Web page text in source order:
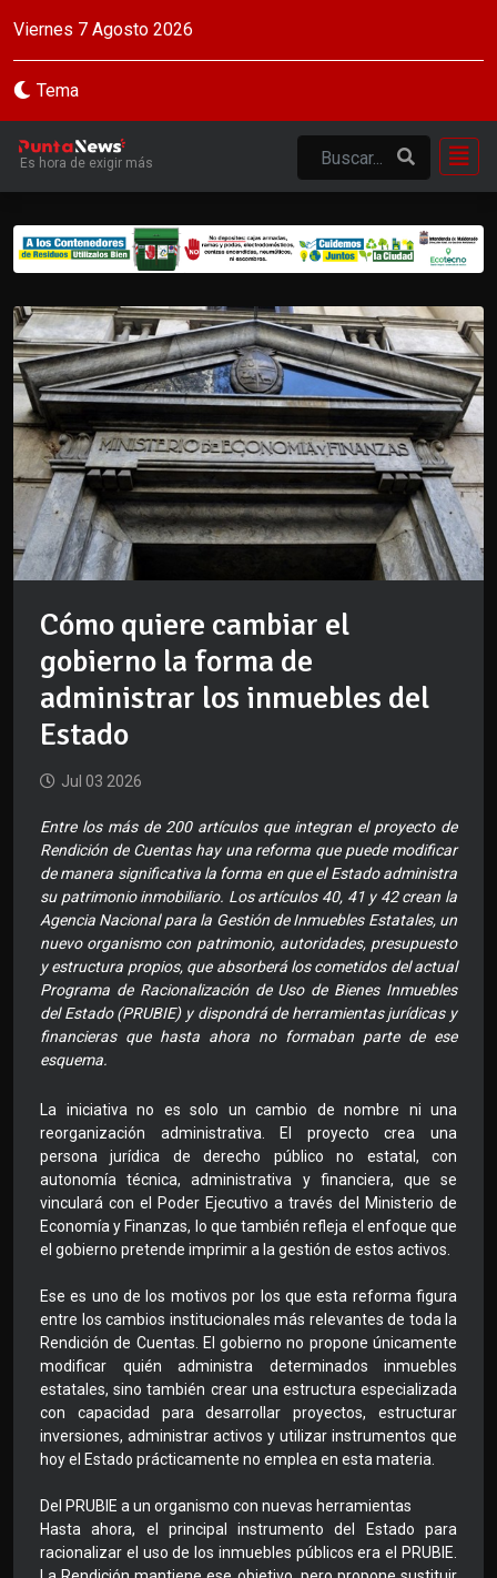
Viernes 7 Agosto 2026
Tema
Es hora de exigir más
Cómo quiere cambiar el
gobierno la forma de
administrar los inmuebles del
Estado
Jul 03 2026
Entre los más de 200 artículos que integran el proyecto de
Rendición de Cuentas hay una reforma que puede modificar
de manera significativa la forma en que el Estado administra
su patrimonio inmobiliario. Los artículos 40, 41 y 42 crean la
Agencia Nacional para la Gestión de Inmuebles Estatales, un
nuevo organismo con patrimonio, autoridades, presupuesto
y estructura propios, que absorberá los cometidos del actual
Programa de Racionalización de Uso de Bienes Inmuebles
del Estado (PRUBIE) y dispondrá de herramientas jurídicas y
financieras que hasta ahora no formaban parte de ese
esquema.
La iniciativa no es solo un cambio de nombre ni una
reorganización administrativa. El proyecto crea una
persona jurídica de derecho público no estatal, con
autonomía técnica, administrativa y financiera, que se
vinculará con el Poder Ejecutivo a través del Ministerio de
Economía y Finanzas, lo que también refleja el enfoque que
el gobierno pretende imprimir a la gestión de estos activos.
Ese es uno de los motivos por los que esta reforma figura
entre los cambios institucionales más relevantes de toda la
Rendición de Cuentas. El gobierno no propone únicamente
modificar quién administra determinados inmuebles
estatales, sino también crear una estructura especializada
con capacidad para desarrollar proyectos, estructurar
inversiones, administrar activos y utilizar instrumentos que
hoy el Estado prácticamente no emplea en esta materia.
Del PRUBIE a un organismo con nuevas herramientas
Hasta ahora, el principal instrumento del Estado para
racionalizar el uso de los inmuebles públicos era el PRUBIE.